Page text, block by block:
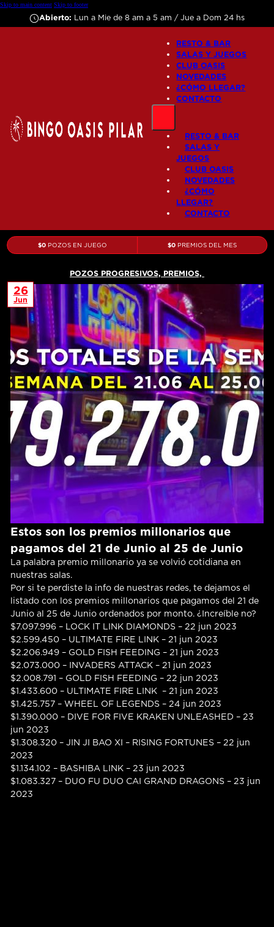
Skip to main content Skip to footer
Abierto: Lun a Mie de 8 am a 5 am / Jue a Dom 24 hs
RESTO & BAR
SALAS Y JUEGOS
CLUB OASIS
NOVEDADES
¿CÓMO LLEGAR?
CONTACTO
RESTO & BAR
SALAS Y
JUEGOS
CLUB OASIS
NOVEDADES
¿CÓMO
LLEGAR?
CONTACTO
$0POZOS EN JUEGO $0PREMIOS DEL MES
POZOS PROGRESIVOS, PREMIOS,
26
Jun
Estos son los premios millonarios que
pagamos del 21 de Junio al 25 de Junio
La palabra premio millonario ya se volvió cotidiana en
nuestras salas.
Por si te perdiste la info de nuestras redes, te dejamos el
listado con los premios millonarios que pagamos del 21 de
Junio al 25 de Junio ordenados por monto. ¿Increíble no?
$7.097.996 – LOCK IT LINK DIAMONDS – 22 jun 2023
$2.599.450 – ULTIMATE FIRE LINK – 21 jun 2023
$2.206.949 – GOLD FISH FEEDING – 21 jun 2023
$2.073.000 – INVADERS ATTACK – 21 jun 2023
$2.008.791 – GOLD FISH FEEDING – 22 jun 2023
$1.433.600 – ULTIMATE FIRE LINK – 21 jun 2023
$1.425.757 – WHEEL OF LEGENDS – 24 jun 2023
$1.390.000 – DIVE FOR FIVE KRAKEN UNLEASHED – 23
jun 2023
$1.308.320 – JIN JI BAO XI – RISING FORTUNES – 22 jun
2023
$1.134.102 – BASHIBA LINK – 23 jun 2023
$1.083.327 – DUO FU DUO CAI GRAND DRAGONS – 23 jun
2023